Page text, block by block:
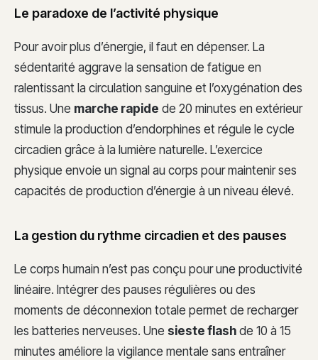
Le paradoxe de l’activité physique
Pour avoir plus d’énergie, il faut en dépenser. La
sédentarité aggrave la sensation de fatigue en
ralentissant la circulation sanguine et l’oxygénation des
tissus. Une marche rapide de 20 minutes en extérieur
stimule la production d’endorphines et régule le cycle
circadien grâce à la lumière naturelle. L’exercice
physique envoie un signal au corps pour maintenir ses
capacités de production d’énergie à un niveau élevé.
La gestion du rythme circadien et des pauses
Le corps humain n’est pas conçu pour une productivité
linéaire. Intégrer des pauses régulières ou des
moments de déconnexion totale permet de recharger
les batteries nerveuses. Une sieste flash de 10 à 15
minutes améliore la vigilance mentale sans entraîner